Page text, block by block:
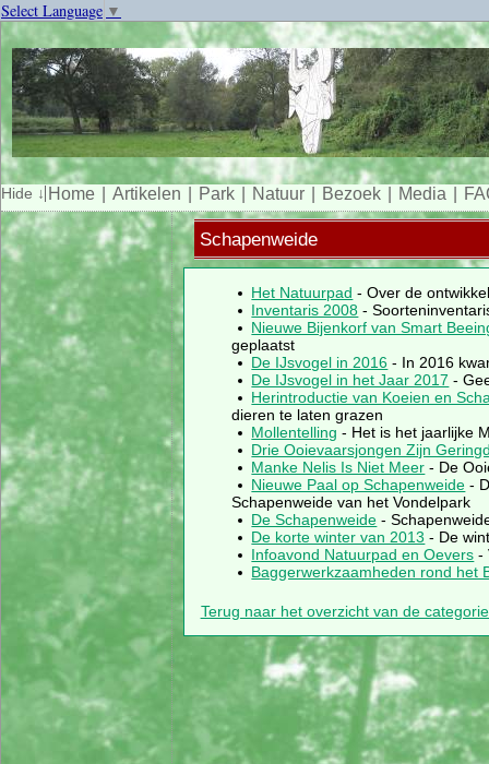
Select Language ▼
Home Artikelen Park Natuur Bezoek Media
Schapenweide
Het Natuurpad - Over de
Inventaris 2008 -
Nieuwe Bijenkorf van Smart
geplaatst
De IJsvogel in 2016 - In 2016
De IJsvogel in het Jaar 2017 -
Herintroductie van Koeien en
dieren te laten grazen
Mollentelling - Het is het jaarlijke
Drie Ooievaarsjongen Zijn
Manke Nelis Is Niet Meer - De
Nieuwe Paal op Schapenweide -
Schapenweide van het Vondelpark
De Schapenweide -
De korte winter van 2013 - De
Infoavond Natuurpad en Oevers -
Baggerwerkzaamheden rond het
Terug naar het overzicht van de